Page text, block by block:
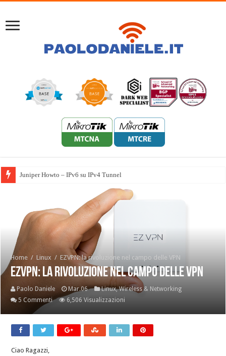
Juniper Howto – IPv6 su IPv4 Tunnel
Home / Linux / EZVPN: la rivoluzione nel campo delle VPN
EZVPN: la rivoluzione nel campo delle VPN
Paolo Daniele Mar.06 Linux,Wireless & Networking
5 Commenti
6,506 Visualizzazioni
Ciao Ragazzi,